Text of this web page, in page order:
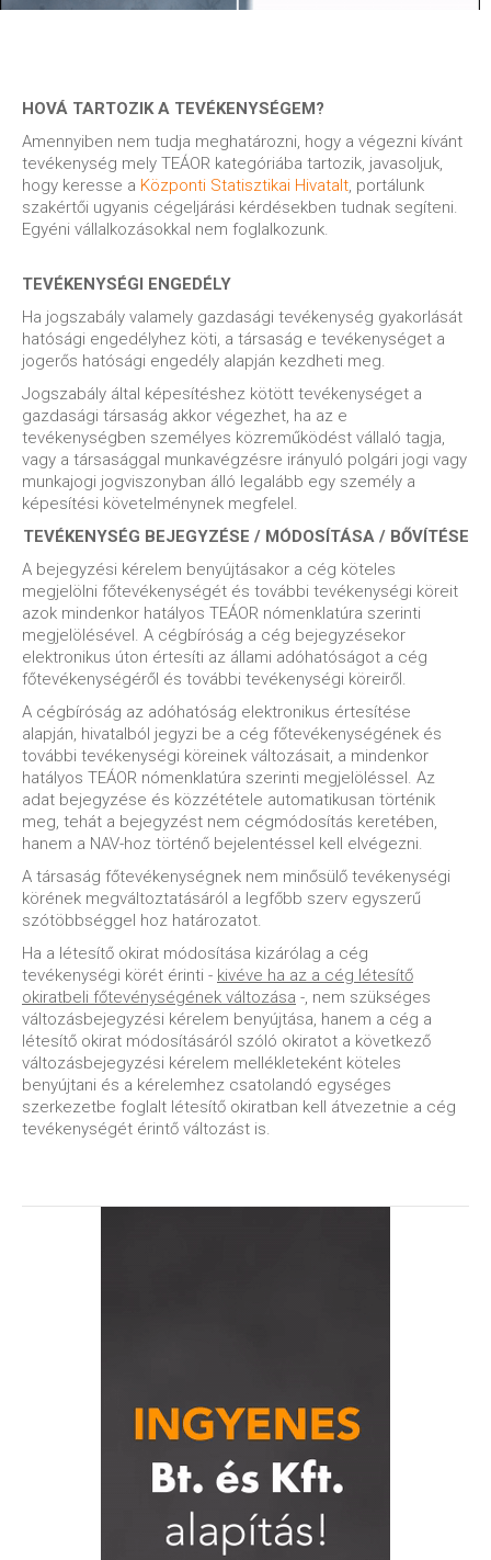
HOVÁ TARTOZIK A TEVÉKENYSÉGEM?
Amennyiben nem tudja meghatározni, hogy a végezni kívánt
tevékenység mely TEÁOR kategóriába tartozik, javasoljuk,
hogy keresse a Központi Statisztikai Hivatalt , portálunk
szakértői ugyanis cégeljárási kérdésekben tudnak segíteni.
Egyéni vállalkozásokkal nem foglalkozunk.
TEVÉKENYSÉGI ENGEDÉLY
Ha jogszabály valamely gazdasági tevékenység gyakorlását
hatósági engedélyhez köti, a társaság e tevékenységet a
jogerős hatósági engedély alapján kezdheti meg.
Jogszabály által képesítéshez kötött tevékenységet a
gazdasági társaság akkor végezhet, ha az e
tevékenységben személyes közreműködést vállaló tagja,
vagy a társasággal munkavégzésre irányuló polgári jogi vagy
munkajogi jogviszonyban álló legalább egy személy a
képesítési követelménynek megfelel.
TEVÉKENYSÉG BEJEGYZÉSE / MÓDOSÍTÁSA / BŐVÍTÉSE
A bejegyzési kérelem benyújtásakor a cég köteles
megjelölni főtevékenységét és további tevékenységi köreit
azok mindenkor hatályos TEÁOR nómenklatúra szerinti
megjelölésével. A cégbíróság a cég bejegyzésekor
elektronikus úton értesíti az állami adóhatóságot a cég
főtevékenységéről és további tevékenységi köreiről.
A cégbíróság az adóhatóság elektronikus értesítése
alapján, hivatalból jegyzi be a cég főtevékenységének és
további tevékenységi köreinek változásait, a mindenkor
hatályos TEÁOR nómenklatúra szerinti megjelöléssel. Az
adat bejegyzése és közzététele automatikusan történik
meg, tehát a bejegyzést nem cégmódosítás keretében,
hanem a NAV-hoz történő bejelentéssel kell elvégezni.
A társaság főtevékenységnek nem minősülő tevékenységi
körének megváltoztatásáról a legfőbb szerv egyszerű
szótöbbséggel hoz határozatot.
Ha a létesítő okirat módosítása kizárólag a cég
tevékenységi körét érinti - kivéve ha az a cég létesítő
okiratbeli főtevénységének változása -, nem szükséges
változásbejegyzési kérelem benyújtása, hanem a cég a
létesítő okirat módosításáról szóló okiratot a következő
változásbejegyzési kérelem mellékleteként köteles
benyújtani és a kérelemhez csatolandó egységes
szerkezetbe foglalt létesítő okiratban kell átvezetnie a cég
tevékenységét érintő változást is.